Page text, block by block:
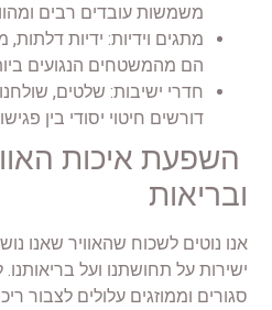
משמשות עובדים רבים
מתגים וידיות: ידיות
הם מהמשטחים הנגועים
חדרי ישיבות: שלטים,
דורשים חיטוי יסודי בין
השפעת איכות
ובריאות
אנו נוטים לשכוח שהאוויר שאנו
ישירות על תחושתנו ועל
סגורים וממוזגים עלולים לצבור